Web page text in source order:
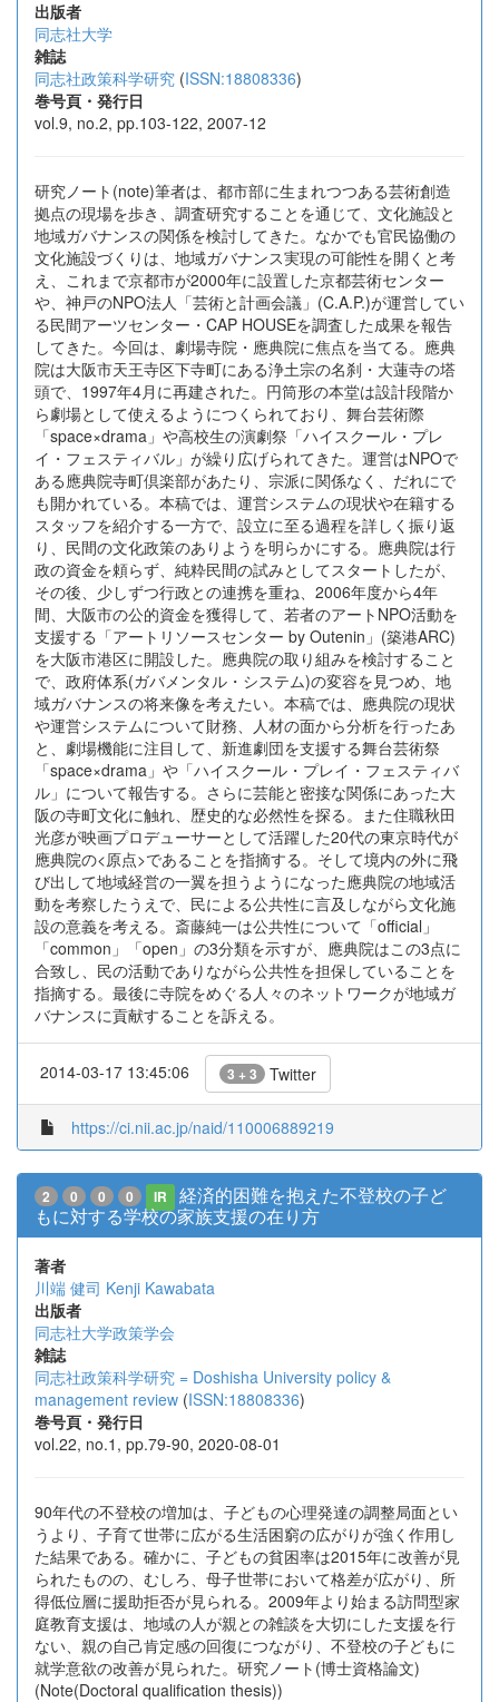
出版者
同志社大学
雑誌
同志社政策科学研究 (ISSN:18808336)
巻号頁・発行日
vol.9, no.2, pp.103-122, 2007-12
研究ノート(note)筆者は、都市部に生まれつつある芸術創造
拠点の現場を歩き、調査研究することを通じて、文化施設と
地域ガバナンスの関係を検討してきた。なかでも官民協働の
文化施設づくりは、地域ガバナンス実現の可能性を開くと考
え、これまで京都市が2000年に設置した京都芸術センター
や、神戸のNPO法人「芸術と計画会議」(C.A.P.)が運営してい
る民間アーツセンター・CAP HOUSEを調査した成果を報告
してきた。今回は、劇場寺院・應典院に焦点を当てる。應典
院は大阪市天王寺区下寺町にある浄土宗の名刹・大蓮寺の塔
頭で、1997年4月に再建された。円筒形の本堂は設計段階か
ら劇場として使えるようにつくられており、舞台芸術際
「space×drama」や高校生の演劇祭「ハイスクール・プレ
イ・フェスティバル」が繰り広げられてきた。運営はNPOで
ある應典院寺町倶楽部があたり、宗派に関係なく、だれにで
も開かれている。本稿では、運営システムの現状や在籍する
スタッフを紹介する一方で、設立に至る過程を詳しく振り返
り、民間の文化政策のありようを明らかにする。應典院は行
政の資金を頼らず、純粋民間の試みとしてスタートしたが、
その後、少しずつ行政との連携を重ね、2006年度から4年
間、大阪市の公的資金を獲得して、若者のアートNPO活動を
支援する「アートリソースセンター by Outenin」(築港ARC)
を大阪市港区に開設した。應典院の取り組みを検討すること
で、政府体系(ガバメンタル・システム)の変容を見つめ、地
域ガバナンスの将来像を考えたい。本稿では、應典院の現状
や運営システムについて財務、人材の面から分析を行ったあ
と、劇場機能に注目して、新進劇団を支援する舞台芸術祭
「space×drama」や「ハイスクール・プレイ・フェスティバ
ル」について報告する。さらに芸能と密接な関係にあった大
阪の寺町文化に触れ、歴史的な必然性を探る。また住職秋田
光彦が映画プロデューサーとして活躍した20代の東京時代が
應典院の<原点>であることを指摘する。そして境内の外に飛
び出して地域経営の一翼を担うようになった應典院の地域活
動を考察したうえで、民による公共性に言及しながら文化施
設の意義を考える。斎藤純一は公共性について「official」
「common」「open」の3分類を示すが、應典院はこの3点に
合致し、民の活動でありながら公共性を担保していることを
指摘する。最後に寺院をめぐる人々のネットワークが地域ガ
バナンスに貢献することを訴える。
2014-03-17 13:45:06 3 + 3 Twitter
https://ci.nii.ac.jp/naid/110006889219
2 0 0 0 IR
経済的困難を抱えた不登校の子ど
もに対する学校の家族支援の在り方
著者
川端 健司 Kenji Kawabata
出版者
同志社大学政策学会
雑誌
同志社政策科学研究 = Doshisha University policy &
management review (ISSN:18808336)
巻号頁・発行日
vol.22, no.1, pp.79-90, 2020-08-01
90年代の不登校の増加は、子どもの心理発達の調整局面とい
うより、子育て世帯に広がる生活困窮の広がりが強く作用し
た結果である。確かに、子どもの貧困率は2015年に改善が見
られたものの、むしろ、母子世帯において格差が広がり、所
得低位層に援助拒否が見られる。2009年より始まる訪問型家
庭教育支援は、地域の人が親との雑談を大切にした支援を行
ない、親の自己肯定感の回復につながり、不登校の子どもに
就学意欲の改善が見られた。研究ノート(博士資格論文)
(Note(Doctoral qualification thesis))